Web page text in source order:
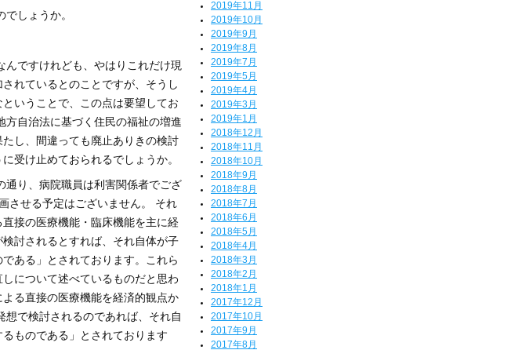
しょうか。
んですけれども、やはりこれだけ現
れているとのことですが、そうし
いうことで、この点は要望してお
方自治法に基づく住民の福祉の増進
し、間違っても廃止ありきの検討
受け止めておられるでしょうか。
通り、病院職員は利害関係者でござ
させる予定はございません。 それ
接の医療機能・臨床機能を主に経
討されるとすれば、それ自体が子
ある」とされております。これら
について述べているものだと思わ
る直接の医療機能を経済的観点か
で検討されるのであれば、それ自
ものである」とされております
2019年11月
2019年10月
2019年9月
2019年8月
2019年7月
2019年5月
2019年4月
2019年3月
2019年1月
2018年12月
2018年11月
2018年10月
2018年9月
2018年8月
2018年7月
2018年6月
2018年5月
2018年4月
2018年3月
2018年2月
2018年1月
2017年12月
2017年10月
2017年9月
2017年8月